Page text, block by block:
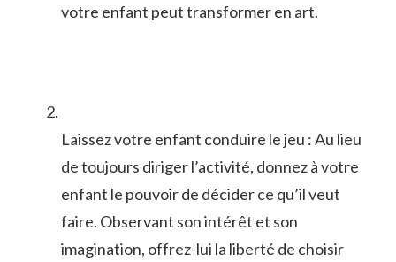
votre enfant peut ⁢transformer en ‍art.
Laissez votre enfant⁤ conduire⁣ le jeu : ⁤Au‌ lieu
de ⁤toujours diriger l’activité, donnez à votre
enfant le pouvoir‌ de décider⁣ ce qu’il veut
faire. Observant son intérêt ​et‍ son
⁢imagination, ⁣offrez-lui‌ la liberté de choisir‍